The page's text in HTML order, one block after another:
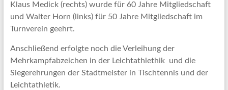
Klaus Medick (rechts) wurde für 60 Jahre Mitgliedschaft
und Walter Horn (links) für 50 Jahre Mitgliedschaft im
Turnverein geehrt.
Anschließend erfolgte noch die Verleihung der
Mehrkampfabzeichen in der Leichtathlethik und die
Siegerehrungen der Stadtmeister in Tischtennis und der
Leichtathletik.